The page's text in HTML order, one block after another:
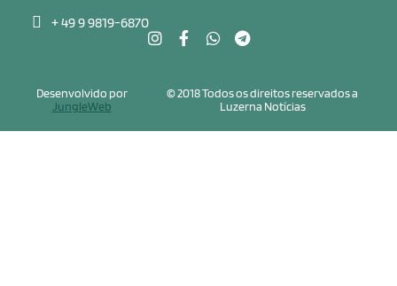
+ 49 9 9819-6870
© 2018 Todos os direitos reservados a
Luzerna Notícias
Desenvolvido por
JungleWeb